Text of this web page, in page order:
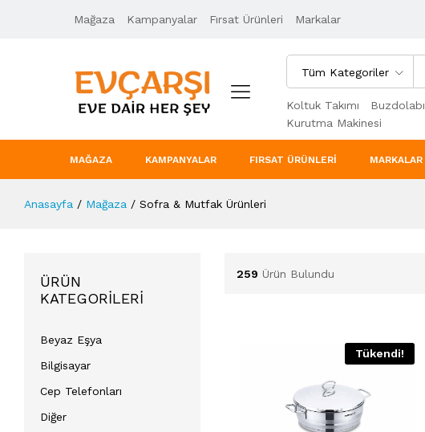
Mağaza Kampanyalar Fırsat Ürünleri Markalar
Tüm Kategoriler
Koltuk Takımı Buzdolabı
Kurutma Makinesi
MAĞAZA KAMPANYALAR FIRSAT ÜRÜNLERI MARKALAR
Anasayfa / Mağaza / Sofra & Mutfak Ürünleri
259 Ürün Bulundu
Tükendi!
ÜRÜN
KATEGORILERI
Beyaz Eşya
Bilgisayar
Cep Telefonları
Diğer